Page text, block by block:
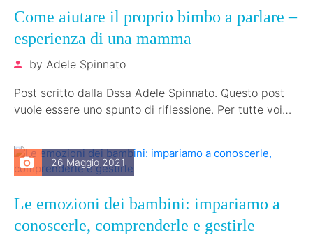
Come aiutare il proprio bimbo a parlare –
esperienza di una mamma
by Adele Spinnato
Post scritto dalla Dssa Adele Spinnato. Questo post
vuole essere uno spunto di riflessione. Per tutte voi
26 Maggio 2021
Le emozioni dei bambini: impariamo a
conoscerle, comprenderle e gestirle